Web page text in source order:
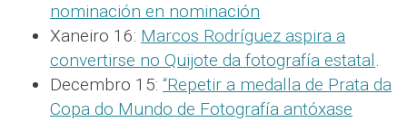
nominación en nominación
Xaneiro 16: Marcos Rodríguez aspira a
convertirse no Quijote da fotografía estatal.
Decembro 15: “Repetir a medalla de Prata da
Copa do Mundo de Fotografía antóxase